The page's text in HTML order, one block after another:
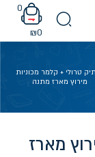
0
₪0
טרולי + קלמר מכוניות
מירוץ מארז מתנה
מארז